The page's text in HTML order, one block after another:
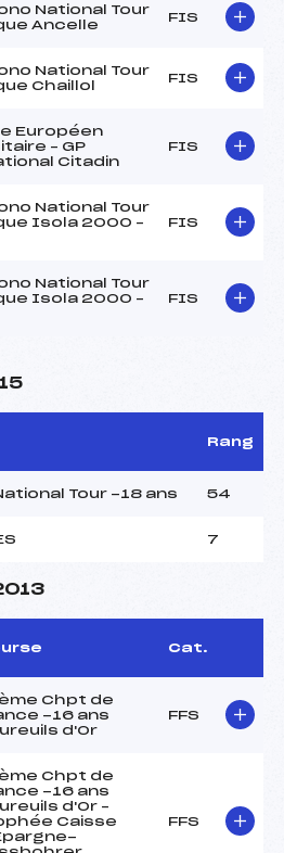
National Tour
Ancelle
FIS
National Tour
Chaillol
FIS
Européen
– GP
Citadin
FIS
National Tour
Isola 2000 –
FIS
National Tour
Isola 2000 –
FIS
Rang
Tour -18 ans 54
7
Cat.
Chpt de
-16 ans
d'Or
FFS
Chpt de
-16 ans
d'Or –
Caisse
FFS